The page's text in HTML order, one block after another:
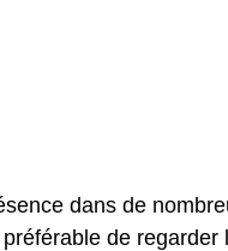
dans de
de regarder